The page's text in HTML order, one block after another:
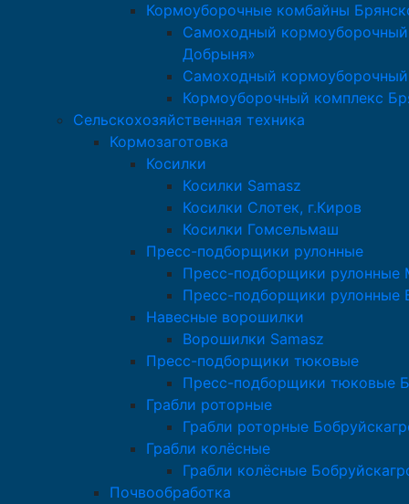
Кормоуборочные комбайны
Самоходный
Добрыня»
Самоходный
Кормоуборочный комплекс
Сельскохозяйственная техника
Кормозаготовка
Косилки
Косилки Samasz
Косилки Слотек, г.Киров
Косилки Гомсельмаш
Пресс-подборщики рулонные
Пресс-подборщики рулонные
Пресс-подборщики рулонные
Навесные ворошилки
Ворошилки Samasz
Пресс-подборщики тюковые
Пресс-подборщики тюковые
Грабли роторные
Грабли роторные
Грабли колёсные
Грабли колёсные
Почвообработка